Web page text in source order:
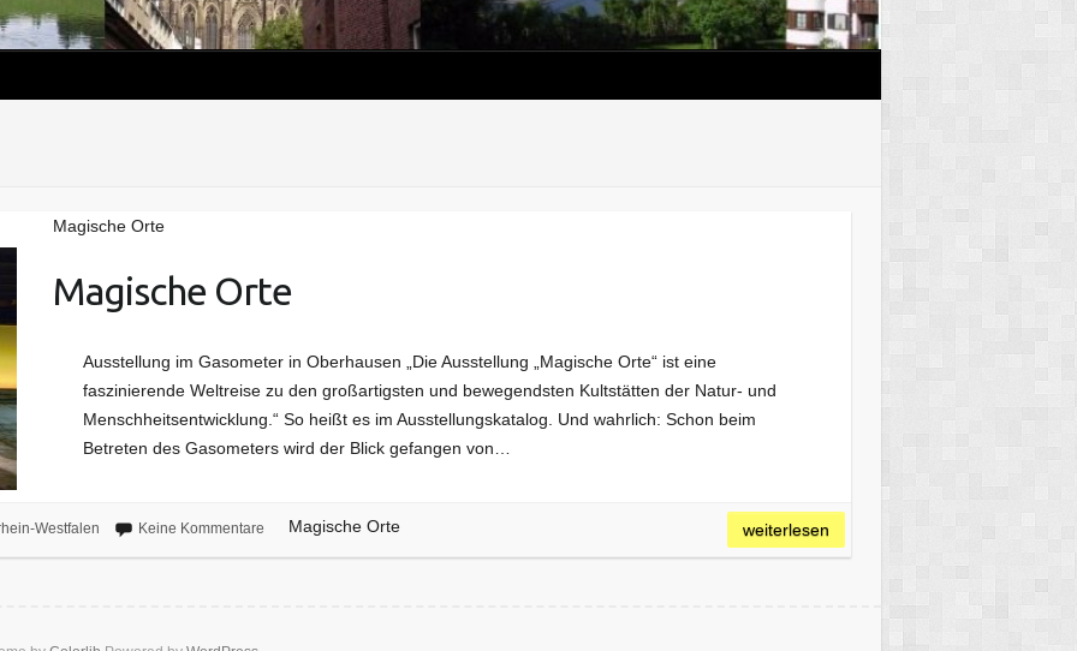
Magische Orte
Magische Orte
Ausstellung im Gasometer in Oberhausen „Die Ausstellung „Magische Orte“ ist eine
faszinierende Weltreise zu den großartigsten und bewegendsten Kultstätten der Natur- und
Menschheitsentwicklung.“ So heißt es im Ausstellungskatalog. Und wahrlich: Schon beim
Betreten des Gasometers wird der Blick gefangen von…
Westfalen Keine Kommentare Magische Orte weiterlesen